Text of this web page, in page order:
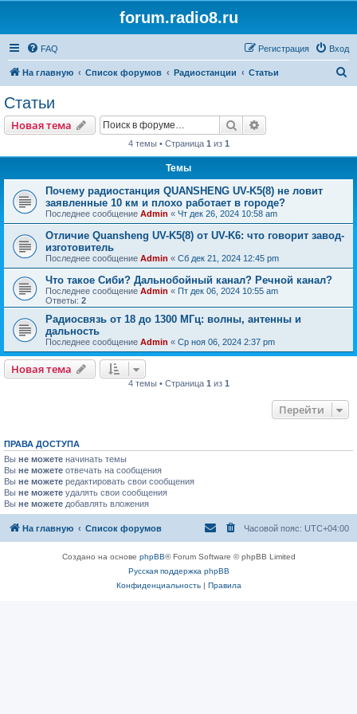
forum.radio8.ru
FAQ Вход
Регистрация
На главную Список форумов Радиостанции Статьи
Статьи
Новая тема Поиск
4 темы • Страница 1 из 1
Темы
Почему радиостанция QUANSHENG UV-K5(8) не ловит
заявленные 10 км и плохо работает в городе?
Последнее сообщение Admin « Чт дек 26, 2024 10:58 am
Отличие Quansheng UV-K5(8) от UV-K6: что говорит завод-
изготовитель
Последнее сообщение Admin « Сб дек 21, 2024 12:45 pm
Что такое Сиби? Дальнобойный канал? Речной канал?
Последнее сообщение Admin « Пт дек 06, 2024 10:55 am
Ответы: 2
Радиосвязь от 18 до 1300 МГц: волны, антенны и
дальность
Последнее сообщение Admin « Ср ноя 06, 2024 2:37 pm
Новая тема
4 темы • Страница 1 из 1
Перейти
ПРАВА ДОСТУПА
Вы не можете начинать темы
Вы не можете отвечать на сообщения
Вы не можете редактировать свои сообщения
Вы не можете удалять свои сообщения
Вы не можете добавлять вложения
На главную Список форумов Часовой пояс: UTC+04:00
Создано на основе phpBB® Forum Software © phpBB Limited
Русская поддержка phpBB
Конфиденциальность| Правила